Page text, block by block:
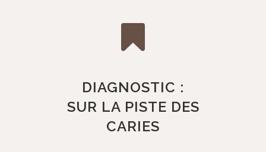
DIAGNOSTIC :
SUR LA PISTE DES
CARIES